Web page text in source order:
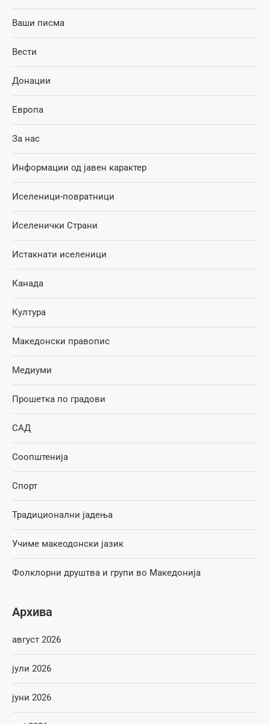
Ваши писма
Вести
Донации
Европа
За нас
Информации од јавен карактер
Иселеници-повратници
Иселенички Страни
Истакнати иселеници
Канада
Култура
Македонски правопис
Медиуми
Прошетка по градови
САД
Соопштенија
Спорт
Традиционални јадења
Учиме макеодонски јазик
Фолклорни друштва и групи во Македонија
Архива
август 2026
јули 2026
јуни 2026